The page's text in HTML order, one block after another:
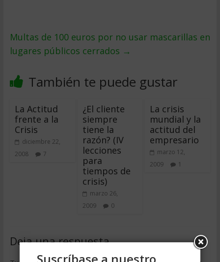
Multas de 100 euros por no usar mascarillas en
lugares públicos cerrados →
También te puede gustar
La Actitud
frente a la
Crisis
diciembre 22,
2008
7
¿El cliente
siempre
tiene la
razón? (IV 
lecciones
para
tiempos de
crisis)
marzo 26,
2009
0
La crisis
mundial y la
actitud del
empresario
marzo 12,
2009
1
Deja una respuesta